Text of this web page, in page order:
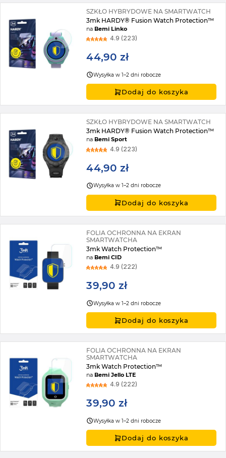
SZKŁO HYBRYDOWE NA SMARTWATCH
3mk HARDY® Fusion Watch Protection™
naBemi Linko
4.9 (223)
44,90 zł
Wysyłka w 1–2 dni robocze
Dodaj do koszyka
SZKŁO HYBRYDOWE NA SMARTWATCH
3mk HARDY® Fusion Watch Protection™
naBemi Sport
4.9 (223)
44,90 zł
Wysyłka w 1–2 dni robocze
Dodaj do koszyka
FOLIA OCHRONNA NA EKRAN
SMARTWATCHA
3mk Watch Protection™
naBemi CID
4.9 (222)
39,90 zł
Wysyłka w 1–2 dni robocze
Dodaj do koszyka
FOLIA OCHRONNA NA EKRAN
SMARTWATCHA
3mk Watch Protection™
naBemi Jello LTE
4.9 (222)
39,90 zł
Wysyłka w 1–2 dni robocze
Dodaj do koszyka